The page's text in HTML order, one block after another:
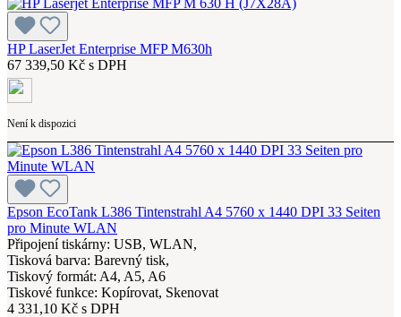
HP LaserJet Enterprise MFP M630h
67 339,50 Kč s DPH
Není k dispozici
Epson EcoTank L386 Tintenstrahl A4 5760 x 1440 DPI 33 Seiten
pro Minute WLAN
Připojení tiskárny: USB, WLAN,
Tisková barva: Barevný tisk,
Tiskový formát: A4, A5, A6
Tiskové funkce: Kopírovat, Skenovat
4 331,10 Kč s DPH